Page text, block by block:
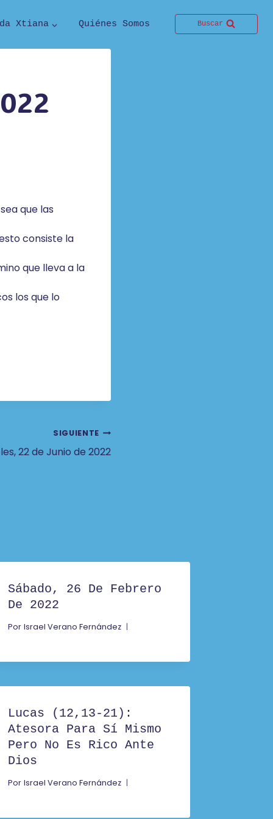
Xtiana Quiénes Somos Buscar
que las
consiste la
que lleva a la
los que lo
SIGUIENTE
22 de Junio de 2022
Sábado, 26 De Febrero
De 2022
Por Israel Verano Fernández
Lucas (12,13-21):
Atesora Para Sí Mismo
Pero No Es Rico Ante
Dios
Por Israel Verano Fernández